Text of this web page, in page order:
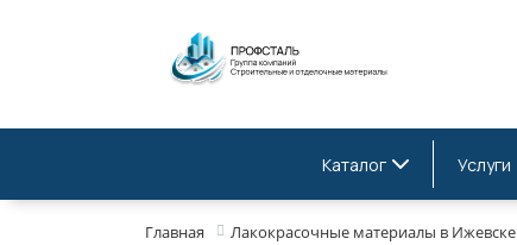
Каталог Услуги
Главная Лакокрасочные материалы в Ижевске